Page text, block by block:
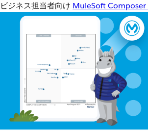
ビジネス担当者向け MuleSoft Composer